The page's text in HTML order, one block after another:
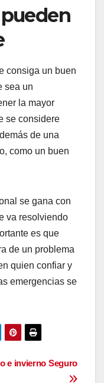
consiga un buen
sea un
la mayor
se considere
de una
como un buen
se gana con
va resolviendo
es que
de un problema
quien confiar y
emergencias se
e invierno Seguro